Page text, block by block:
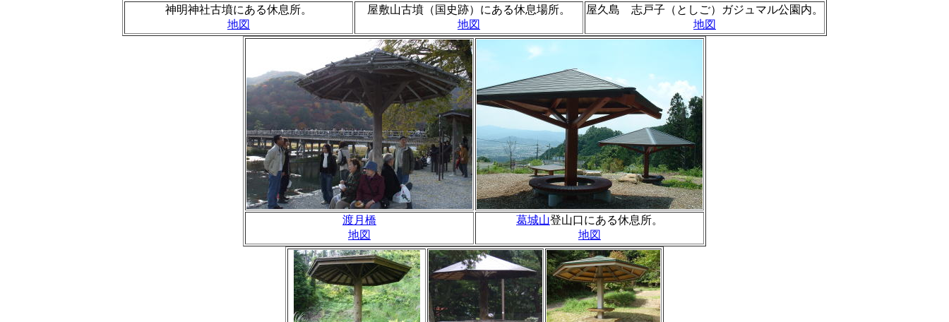
神明神社古墳にある休息所。
地図
屋敷山古墳（国史跡）にある休息場所。
地図
屋久島 志戸子（としご）ガジュマル公園内。
地図
渡月橋
地図
葛城山登山口にある休息所。
地図